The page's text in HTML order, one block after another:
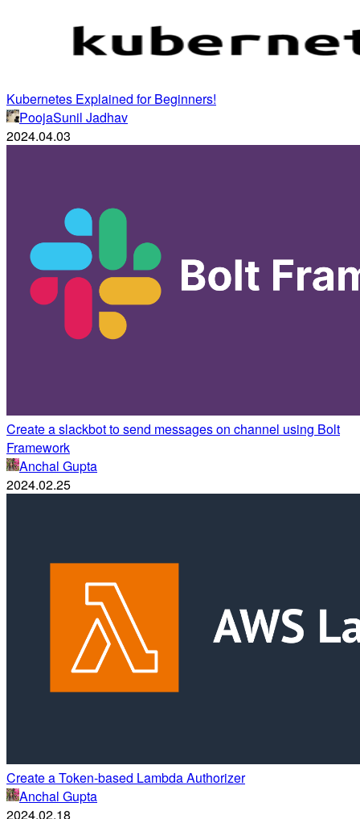
Kubernetes Explained for Beginners!
PoojaSunil Jadhav
2024.04.03
Create a slackbot to send messages on channel using Bolt
Framework
Anchal Gupta
2024.02.25
Create a Token-based Lambda Authorizer
Anchal Gupta
2024.02.18